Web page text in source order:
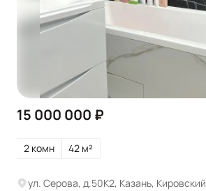
15 000 000 ₽
2 комн 42 м²
ул. Серова, д.50К2, Казань, Кировский